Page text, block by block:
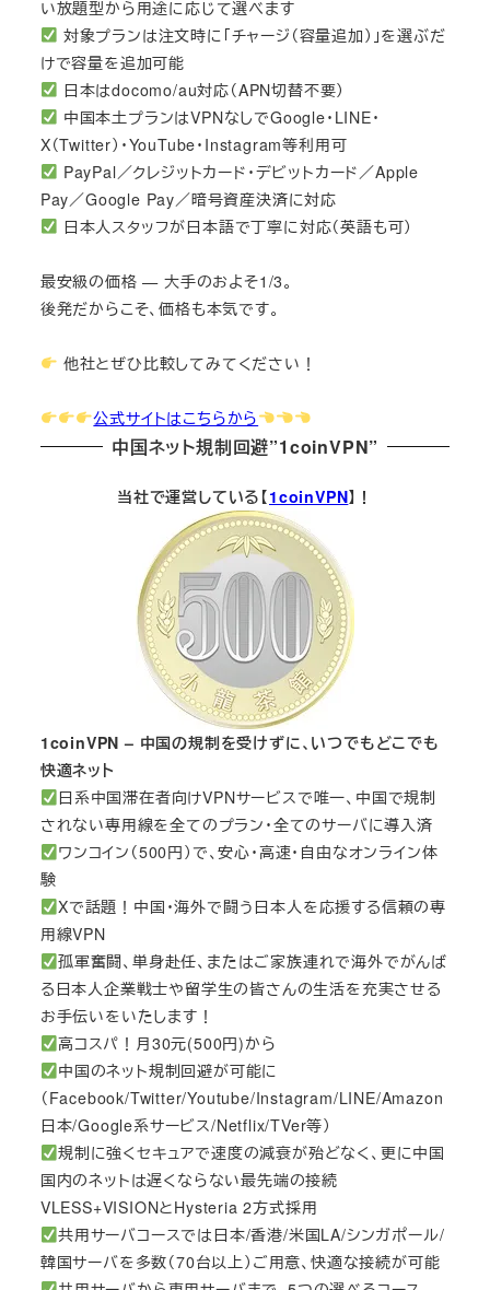
い放題型から用途に応じて選べます
対象プランは注文時に「チャージ（容量追加）」を選ぶだ
けで容量を追加可能
日本はdocomo/au対応（APN切替不要）
中国本土プランはVPNなしでGoogle・LINE・
X（Twitter）・YouTube・Instagram等利用可
PayPal／クレジットカード・デビットカード／Apple
Pay／Google Pay／暗号資産決済に対応
日本人スタッフが日本語で丁寧に対応（英語も可）
最安級の価格 — 大手のおよそ1/3。
後発だからこそ、価格も本気です。
他社とぜひ比較してみてください！
公式サイトはこちらから
中国ネット規制回避”1coinVPN”
当社で運営している【1coinVPN】！
1coinVPN – 中国の規制を受けずに、いつでもどこでも
快適ネット
日系中国滞在者向けVPNサービスで唯一、中国で規制
されない専用線を全てのプラン・全てのサーバに導入済
ワンコイン（500円）で、安心・高速・自由なオンライン体
験
Xで話題！中国・海外で闘う日本人を応援する信頼の専
用線VPN
孤軍奮闘、単身赴任、またはご家族連れで海外でがんば
る日本人企業戦士や留学生の皆さんの生活を充実させる
お手伝いをいたします！
高コスパ！月30元(500円)から
中国のネット規制回避が可能に
（Facebook/Twitter/Youtube/Instagram/LINE/Amazon
日本/Google系サービス/Netflix/TVer等）
規制に強くセキュアで速度の減衰が殆どなく、更に中国
国内のネットは遅くならない最先端の接続
VLESS+VISIONとHysteria 2方式採用
共用サーバコースでは日本/香港/米国LA/シンガポール/
韓国サーバを多数（70台以上）ご用意、快適な接続が可能